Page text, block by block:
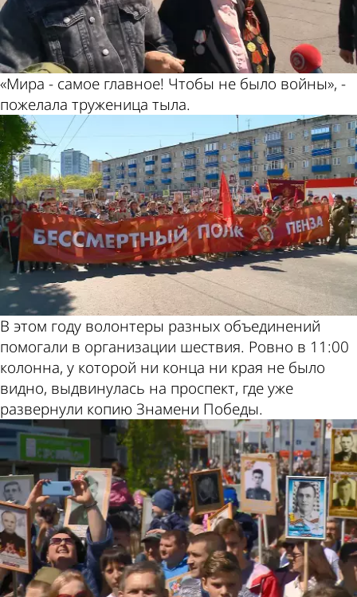
«Мира - самое главное! Чтобы не было войны», -
пожелала труженица тыла.
В этом году волонтеры разных объединений
помогали в организации шествия. Ровно в 11:00
колонна, у которой ни конца ни края не было
видно, выдвинулась на проспект, где уже
развернули копию Знамени Победы.